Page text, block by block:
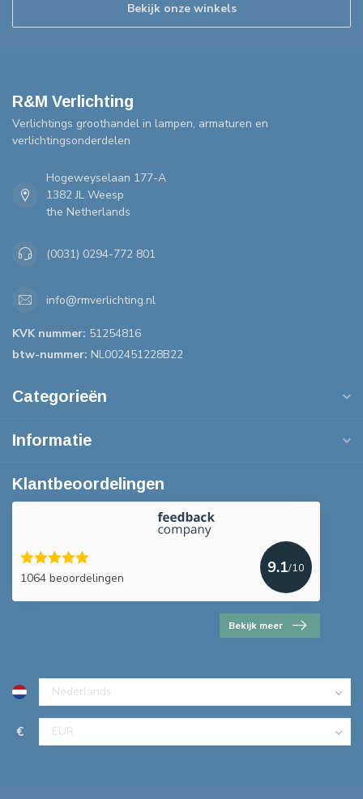
Bekijk onze winkels
R&M Verlichting
Verlichtings groothandel in lampen, armaturen en
verlichtingsonderdelen
Hogeweyselaan 177-A
1382 JL Weesp
the Netherlands
(0031) 0294-772 801
info@rmverlichting.nl
KVK nummer: 51254816
btw-nummer: NL002451228B22
Categorieën
Informatie
Klantbeoordelingen
1064 beoordelingen
9.1/10
Bekijk meer
€